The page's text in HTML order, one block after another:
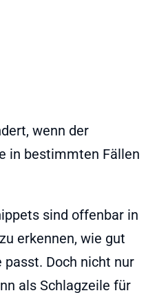
wenn der
in bestimmten Fällen
sind offenbar in
erkennen, wie gut
Doch nicht nur
als Schlagzeile für